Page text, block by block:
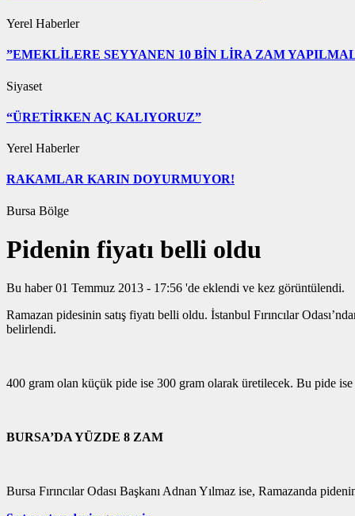
Yerel Haberler
”EMEKLİLERE SEYYANEN 10 BİN LİRA ZAM
Siyaset
“ÜRETİRKEN AÇ KALIYORUZ”
Yerel Haberler
RAKAMLAR KARIN DOYURMUYOR!
Bursa Bölge
Pidenin fiyatı belli oldu
Bu haber 01 Temmuz 2013 - 17:56 'de eklendi ve kez görüntülendi.
Ramazan pidesinin satış fiyatı belli oldu. İstanbul Fırıncılar
belirlendi.
400 gram olan küçük pide ise 300 gram olarak üretilecek. Bu pide
BURSA’DA YÜZDE 8 ZAM
Bursa Fırıncılar Odası Başkanı Adnan Yılmaz ise, Ramazanda